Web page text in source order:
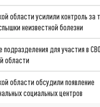
области усилили контроль за
неизвестной болезни
подразделения для участия в
области
области обсудили появление
социальных центров